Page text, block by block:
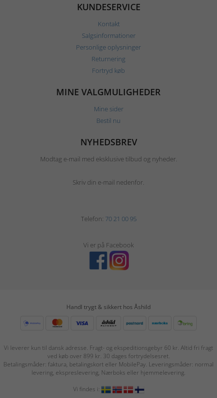
KUNDESERVICE
Kontakt
Salgsinformationer
Personlige oplysninger
Returnering
Fortryd køb
MINE VALGMULIGHEDER
Mine sider
Bestil nu
NYHEDSBREV
Modtag e-mail med eksklusive tilbud og nyheder.
Skriv din e-mail nedenfor.
Telefon: 70 21 00 95
Vi er på Facebook
Handl trygt & sikkert hos Åshild
Vi leverer kun til dansk adresse. Fragt- og ekspeditionsgebyr 60 kr. Altid fri fragt
ved køb over 899 kr. 30 dages fortrydelsesret.
Betalingsmåder: faktura, betalingskort eller MobilePay. Leveringsmåder: normal
levering, ekspreslevering, Nærboks eller hjemmelevering.
Vi findes i: